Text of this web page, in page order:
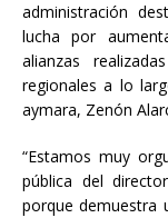
administración
lucha por
alianzas
regionales a lo
aymara, Zenón
“Estamos muy
pública del
porque demuestra